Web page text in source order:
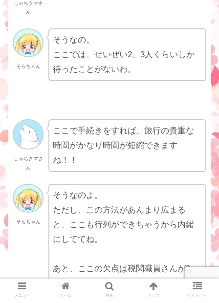
しゃちクマさ
ん
そらちゃん
そうなの。
ここでは、せいぜい2、3人くらいしか
待ったことがないわ。
しゃちクマさ
ん
ここで手続きをすれば、旅行の貴重な
時間がかなり時間が短縮できます
ね！！
そらちゃん
そうなのよ。
ただし、この方法があんまり広まる
と、ここも行列ができちゃうから内緒
にしててね。
あと、ここの欠点は税関職員さんが2、
3人しかいないし、ランチタイムは1人
だけになることもあるから、ややこし
メニュー ホーム 検索 トップ サイドバー